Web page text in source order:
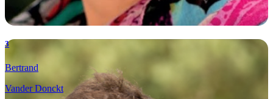
3
Bertrand
Vander Donckt